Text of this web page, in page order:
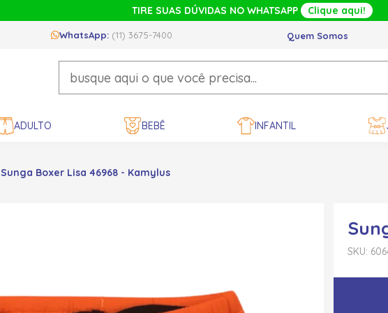
TIRE SUAS DÚVIDAS NO WHATSAPP Clique aqui!
WhatsApp: (11) 3675-7400 Quem Somos
ADULTO BEBÊ INFANTIL
Sunga Boxer Lisa 46968 - Kamylus
SKU: